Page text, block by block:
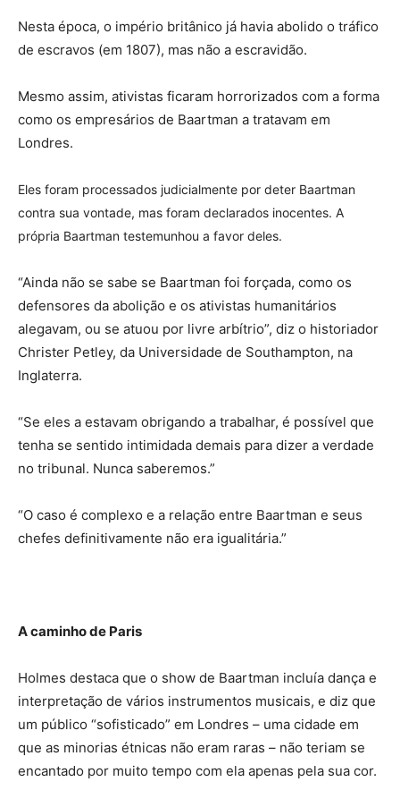
Nesta época, o império britânico já havia abolido o tráfico
de escravos (em 1807), mas não a escravidão.
Mesmo assim, ativistas ficaram horrorizados com a forma
como os empresários de Baartman a tratavam em
Londres.
Eles foram processados judicialmente por deter Baartman
contra sua vontade, mas foram declarados inocentes. A
própria Baartman testemunhou a favor deles.
“Ainda não se sabe se Baartman foi forçada, como os
defensores da abolição e os ativistas humanitários
alegavam, ou se atuou por livre arbítrio”, diz o historiador
Christer Petley, da Universidade de Southampton, na
Inglaterra.
“Se eles a estavam obrigando a trabalhar, é possível que
tenha se sentido intimidada demais para dizer a verdade
no tribunal. Nunca saberemos.”
“O caso é complexo e a relação entre Baartman e seus
chefes definitivamente não era igualitária.”
A caminho de Paris
Holmes destaca que o show de Baartman incluía dança e
interpretação de vários instrumentos musicais, e diz que
um público “sofisticado” em Londres – uma cidade em
que as minorias étnicas não eram raras – não teriam se
encantado por muito tempo com ela apenas pela sua cor.